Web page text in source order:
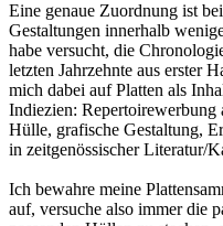
Eine genaue Zuordnung ist
Gestaltungen innerhalb
habe versucht, die
letzten Jahrzehnte aus erster
mich dabei auf Platten als
Indiezien:
Hülle, grafische Gestaltung,
in zeitgenössischer Literatur/
Ich bewahre meine
auf, versuche also immer die